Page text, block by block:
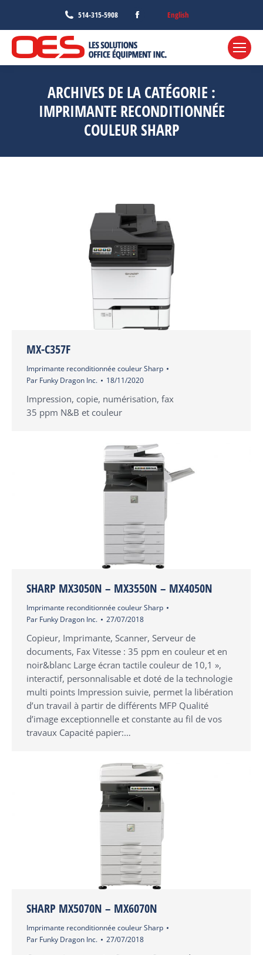
514-315-5908
Facebook
page
in
window
English
ARCHIVES DE LA CATÉGORIE :
IMPRIMANTE RECONDITIONNÉE
COULEUR SHARP
MX-C357F
Imprimante reconditionnée couleur Sharp
Par Funky Dragon Inc. 18/11/2020
Impression, copie, numérisation, fax
35 ppm N&B et couleur
SHARP MX3050N – MX3550N – MX4050N
Imprimante reconditionnée couleur Sharp
Par Funky Dragon Inc. 27/07/2018
Copieur, Imprimante, Scanner, Serveur de
documents, Fax Vitesse : 35 ppm en couleur et en
noir&blanc Large écran tactile couleur de 10,1 »,
interactif, personnalisable et doté de la technologie
multi points Impression suivie, permet la libération
d’un travail à partir de différents MFP Qualité
d’image exceptionnelle et constante au fil de vos
travaux Capacité papier:…
SHARP MX5070N – MX6070N
Imprimante reconditionnée couleur Sharp
Par Funky Dragon Inc. 27/07/2018